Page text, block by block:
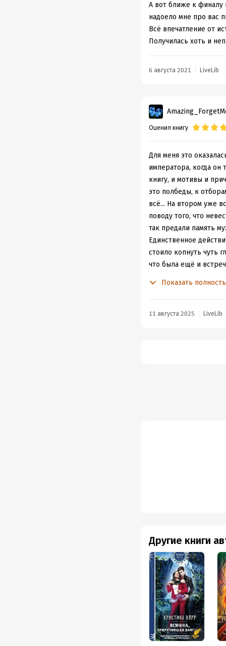
А вот ближе к финалу
надоело мне про вас
Всё впечатление от
Получилась хоть и
6 августа 2021 LiveLib
Оценил книгу
Для меня это
императора, когда он
книгу, и мотивы и
это полбеды, к
всё... На втором уже
поводу того, что
так предали память
Единственное
стоило копнуть чуть
что была ещё и
уже не выглядит
Показать
11 августа 2025 LiveLib
Другие книги